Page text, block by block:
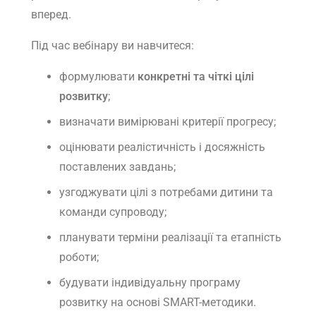
вперед.
Під час вебінару ви навчитеся:
формулювати конкретні та чіткі цілі
розвитку;
визначати вимірювані критерії прогресу;
оцінювати реалістичність і досяжність
поставлених завдань;
узгоджувати цілі з потребами дитини та
команди супроводу;
планувати терміни реалізації та етапність
роботи;
будувати індивідуальну програму
розвитку на основі SMART-методики.